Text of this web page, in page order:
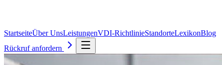
StartseiteÜber UnsLeistungenVDI-RichtlinieStandorteLexikonBlog
Rückruf anfordern